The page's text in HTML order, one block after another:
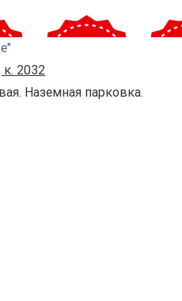
к. 2032
Наземная парковка.